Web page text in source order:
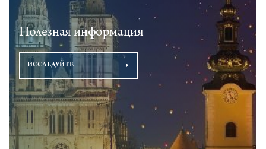
Полезная информация
ИССЛЕДУЙТЕ